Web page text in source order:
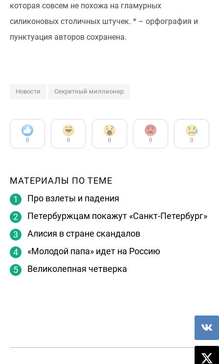
которая совсем не похожа на гламурных
силиконовых столичных штучек. * – орфография и
пунктуация авторов сохранена.
Новости Секретный миллионер
0 0 0 0 0
МАТЕРИАЛЫ ПО ТЕМЕ
Про взлеты и падения
Петербуржцам покажут «Санкт-Петербург»
Алисия в стране скандалов
«Молодой папа» идет на Россию
Великолепная четверка